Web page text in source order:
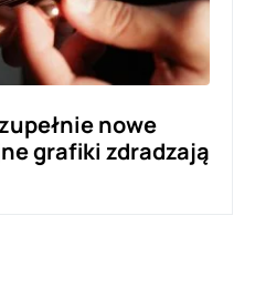
nowe
grafiki zdradzają